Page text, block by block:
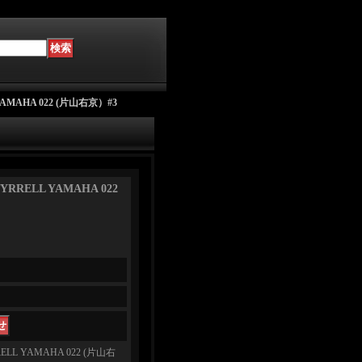
022 (片山右京）#3
YAMAHA 022
YAMAHA 022 (片山右